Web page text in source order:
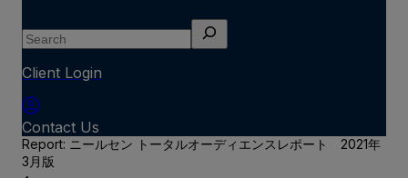
Search
Client Login
Contact Us
Report: ニールセン トータルオーディエンスレポート 2021年
3月版